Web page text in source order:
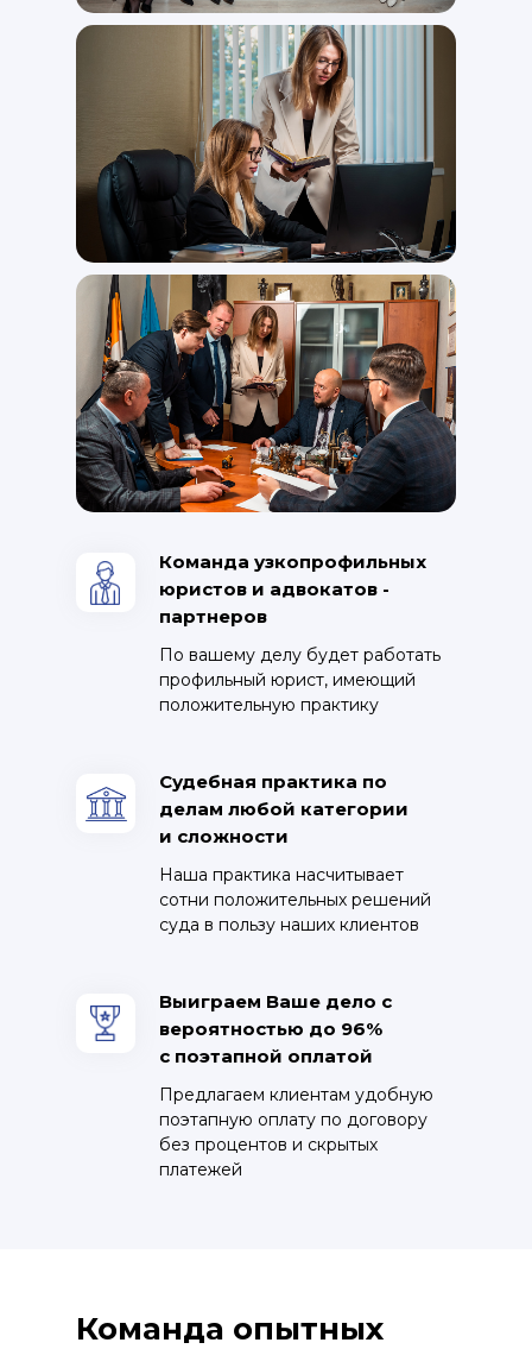
Команда узкопрофильных
юристов и адвокатов -
партнеров
Судебная практика по
делам любой категории
и сложности
Выиграем Ваше дело с
вероятностью до 96%
с поэтапной оплатой
По вашему делу будет работать
профильный юрист, имеющий
положительную практику
Наша практика насчитывает
сотни положительных решений
суда в пользу наших клиентов
Предлагаем клиентам удобную
поэтапную оплату по договору
без процентов и скрытых
платежей
Команда опытных